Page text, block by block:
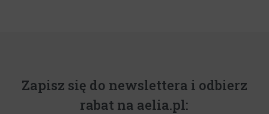
Zapisz się do newslettera i odbierz
rabat na aelia.pl: